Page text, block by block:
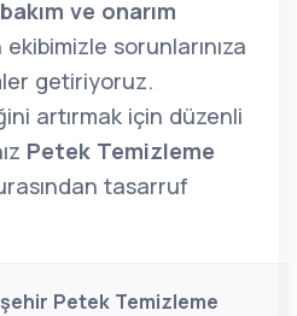
ve onarım
sorunlarınıza
getiriyoruz.
artırmak için düzenli
Petek Temizleme
tasarruf
Petek Temizleme